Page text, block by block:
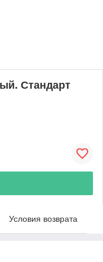
Стандарт
Условия возврата